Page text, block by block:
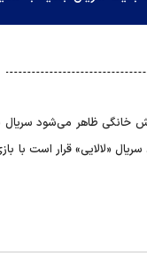
ظاهر می‌شود سریال
«لالایی» قرار است با